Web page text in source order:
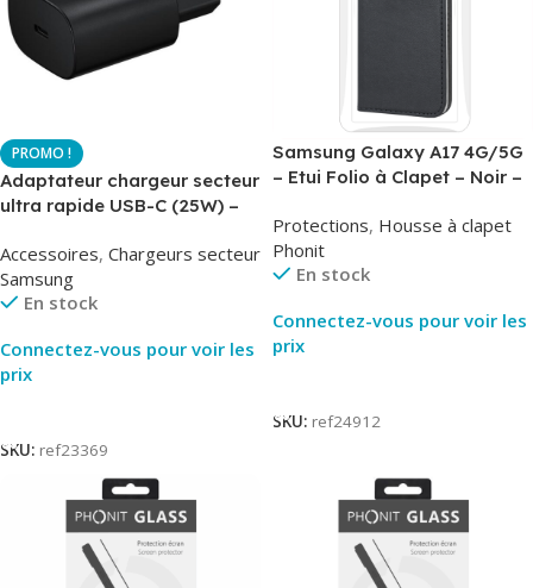
Adaptateur chargeur secteur
ultra rapide USB-C (25W) –
TA800
Accessoires, Chargeurs secteur
Samsung
En stock
Connectez-vous pour voir les
prix
SKU: ref23369
Samsung Galaxy A17 4G/5G
– Etui Folio à Clapet – Noir –
Protections, Housse à clapet
Phonit
En stock
Connectez-vous pour voir les
prix
SKU: ref24912